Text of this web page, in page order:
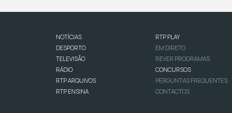
NOTÍCIAS
DESPORTO
TELEVISÃO
RÁDIO
RTP ARQUIVOS
RTP ENSINA
RTP PLAY
EM DIRETO
REVER PROGRAMAS
CONCURSOS
PERGUNTAS FREQUENTES
CONTACTOS